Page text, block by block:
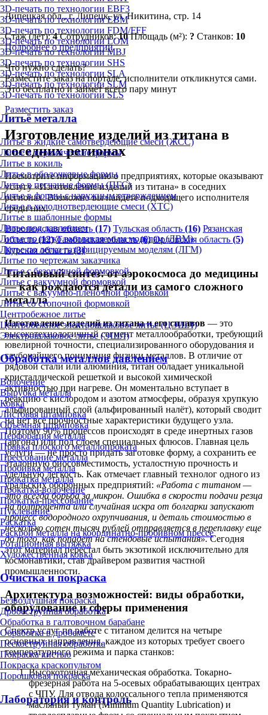
3D-печать по технологии EBF3
3D-печать по технологии EBM
3D-печать по технологии FDM/FFF
3D-печать по технологии LOM
3D-печать по технологии MBJ
3D-печать по технологии SHS
3D-печать по технологии SLA
3D-печать по технологии SLM
3D-печать по технологии SLS
Литьё металла
Литье в жидкие самотвердеющие смеси (ЖСС)
Литье в керамические формы
Литье в кокиль
Литье в оболочковые формы
Литье в песчаные формы (ПГС)
Литье в формы с наружным отверждением
Литье в холоднотвердеющие смеси (ХТС)
Литье в шаблонные формы
Литье под давлением
Литье по легко выплавляемым моделям (ЛВМ)
Литье по легко газифицируемым моделям (ЛГМ)
Литье по чертежам заказчика
Литье с безопочной формовкой
Литье с вакуумной формовкой
Литье с вакуумно-плёночной формовкой
Литье со стопочной формовкой
Центробежное литье
Центробежное электрошлаковое литье (ЦЭШЛ)
Электрошлаковое литье (ЭШЛ)
Обработка металлов давлением
Волочение
Вырубка металла
Ковка
Листовая штамповка
Объёмная штамповка
Перфорация металла
Правка плоского металлопроката
Прессование металла
Пробивка металла
Прокатка металла
Прокатка-волочение
Прокатка-прессование
Пуклевание
Раскатка
Раскрой металла на координатно-пробивном прессе
Ротационная вытяжка
Художественная ковка
Очистка и покраска
Безвоздушная покраска
Дробеструйная обработка
Обработка в галтовочном барабане
Обработка в дробемёте
Пескоструйная обработка
Покраска кистью
Покраска краскопультом
Порошковая покраска
Лаборатория и контроль
Липецкая обл., г. Липецк, ул. Никитина, стр. 14
Стаж (лет):4 Сотрудников:10 Площадь (м²): ? Станков: 10
Подробнее о предприятии
Что нужно сделать?
Разместите заказ на портале, исполнители откликнутся сами.
Это бесплатно и займет всего пару минут
Разместить заказ
Изготовление изделий из титана в
соседних регионах
Посмотрите информацию о предприятиях, которые оказывают
услугу «Изготовление изделий из титана» в соседних
регионах. Возможно вы найдете подходящего исполнителя
среди них.
Воронежская область (17) Тульская область (16) Рязанская
область(12) Тамбовская область(6) Орловская область (5)
Курская область(3)
Титановый синтез: от аэрокосмоса до медицины
— как рождаются детали из самого сложного
металла
Изготовление изделий из титана и его сплавов — это
высокотехнологичный сегмент металлообработки, требующий
ювелирной точности, специализированного оборудования и
глубочайшего понимания физики металлов. В отличие от
рядовой стали или алюминия, титан обладает уникальной
кристаллической решеткой и высокой химической
активностью при нагреве. Он моментально вступает в
реакцию с кислородом и азотом атмосферы, образуя хрупкую
альфированный слой (альфированный налёт), который сводит
на нет все прочностные характеристики будущего узла.
Поэтому 90% процессов происходят в среде инертных газов
(аргона) или под слоем специальных флюсов. Главная цель
услуги — не просто придать заготовке форму, а сохранить ее
эталонную биосовместимость, усталостную прочность и
удельную легкость. Как отмечает главный технолог одного из
уральских оборонных предприятий: «Работа с титаном —
это всегда борьба за микрон. Ошибка в скорости подачи резца
на полпроцента или случайная искра от болгарки запускают
процесс водородного охрупчивания, и деталь стоимостью в
несколько сотен тысяч рублей отправляется в переплавку еще
до того, как попадет на стендовые испытания».Сегодня
этот материал перестал быть экзотикой исключительно для
космонавтики, став драйвером развития частной
промышленности.
Архитектура возможностей: виды обработки,
оборудование и сферы применения
Спектр услуг по работе с титаном делится на четыре
основных направления, каждое из которых требует своего
температурного режима и парка станков:
Высокоточная механическая обработка. Токарно-
фрезерная работа на 5-осевых обрабатывающих центрах
с ЧПУ. Для отвода колоссального тепла применяются
масляный туман (Minimum Quantity Lubrication) и